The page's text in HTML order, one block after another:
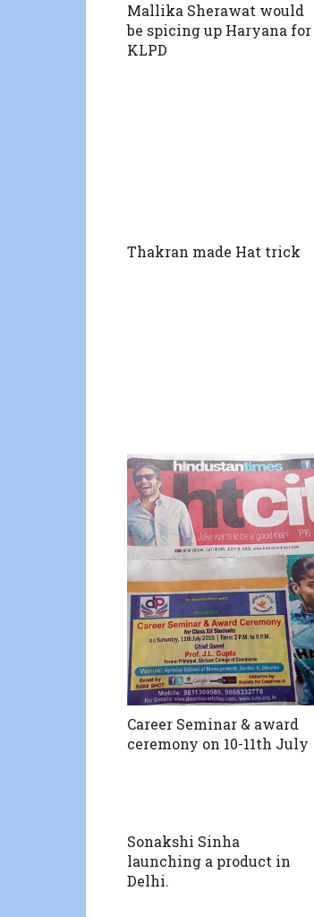
Mallika Sherawat would
be spicing up Haryana for
KLPD
Thakran made Hat trick
Career Seminar & award
ceremony on 10-11th July
Sonakshi Sinha
launching a product in
Delhi.